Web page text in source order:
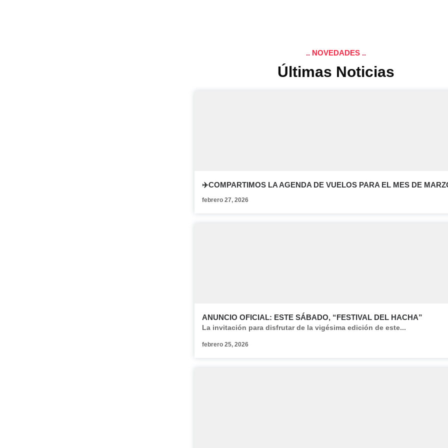
.. NOVEDADES ..
Últimas Noticias
✈️COMPARTIMOS LA AGENDA DE VUELOS PARA EL MES DE
febrero 27, 2026
ANUNCIO OFICIAL: ESTE SÁBADO, “FESTIVAL DEL HACHA”
La invitación para disfrutar de la vigésima edición de este...
febrero 25, 2026